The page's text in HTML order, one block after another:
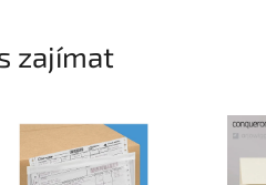
zajímat